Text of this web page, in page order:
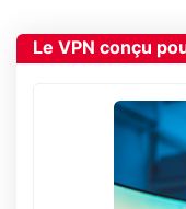
Le VPN conçu